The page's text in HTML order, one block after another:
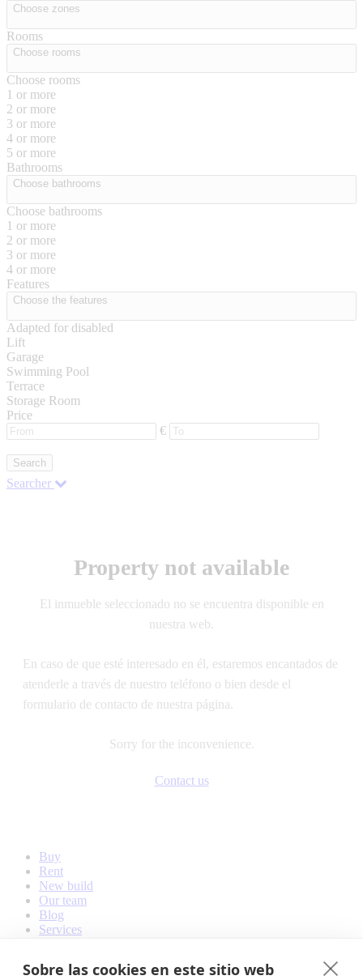
Sobre las cookies en este sitio web
Choose zones
Rooms
Choose rooms
Choose rooms
1 or more
2 or more
3 or more
4 or more
5 or more
Bathrooms
Choose bathrooms
Choose bathrooms
1 or more
2 or more
3 or more
4 or more
Features
Choose the features
Adapted for disabled
Lift
Garage
Swimming Pool
Terrace
Storage Room
Price
€
Search
Searcher
Property not available
El inmueble seleccionado no se encuentra disponible en
nuestra web.
En caso de que esté interesado en él, estaremos encantados de
atenderle a través de nuestro teléfono o bien desde el
formulario de contacto de nuestra página.
Sorry for the inconvenience.
Contact us
Buy
Rent
New build
Our team
Blog
Services